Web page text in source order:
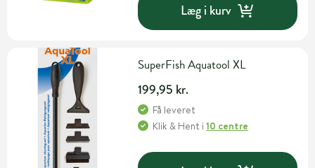
Læg i kurv
SuperFish Aquatool XL
199,95 kr.
Få leveret
Klik & Hent i10 centre